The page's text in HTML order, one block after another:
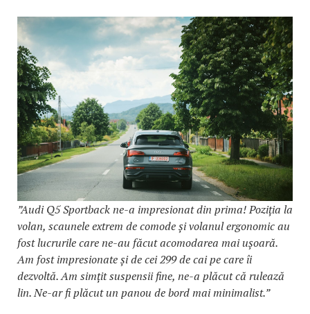
”Audi Q5 Sportback ne-a impresionat din prima! Poziția la
volan, scaunele extrem de comode și volanul ergonomic au
fost lucrurile care ne-au făcut acomodarea mai ușoară.
Am fost impresionate și de cei 299 de cai pe care îi
dezvoltă. Am simțit suspensii fine, ne-a plăcut că rulează
lin. Ne-ar fi plăcut un panou de bord mai minimalist.”